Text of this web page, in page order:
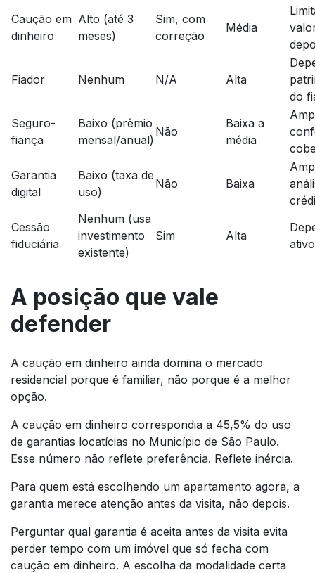
Caução em
dinheiro
Alto (até 3
meses)
Sim, com
correção
Média
Fiador Nenhum N/A Alta
do
Seguro-
fiança
Baixo (prêmio
mensal/anual)
Não
Baixa a
média
Garantia
digital
Baixo (taxa de
uso)
Não Baixa
Cessão
fiduciária
Nenhum (usa
investimento
existente)
Sim Alta
ativo
A posição que vale
defender
A caução em dinheiro ainda domina o mercado
residencial porque é familiar, não porque é a melhor
opção.
A caução em dinheiro correspondia a 45,5% do uso
de garantias locatícias no Município de São Paulo.
Esse número não reflete preferência. Reflete inércia.
Para quem está escolhendo um apartamento agora, a
garantia merece atenção antes da visita, não depois.
Perguntar qual garantia é aceita antes da visita evita
perder tempo com um imóvel que só fecha com
caução em dinheiro. A escolha da modalidade certa